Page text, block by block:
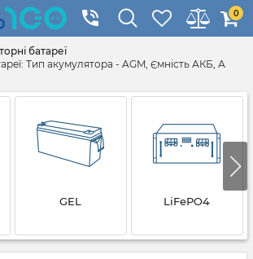
0
батареї
Тип акумулятора - AGM, Ємність АКБ, А
GEL LiFePO4